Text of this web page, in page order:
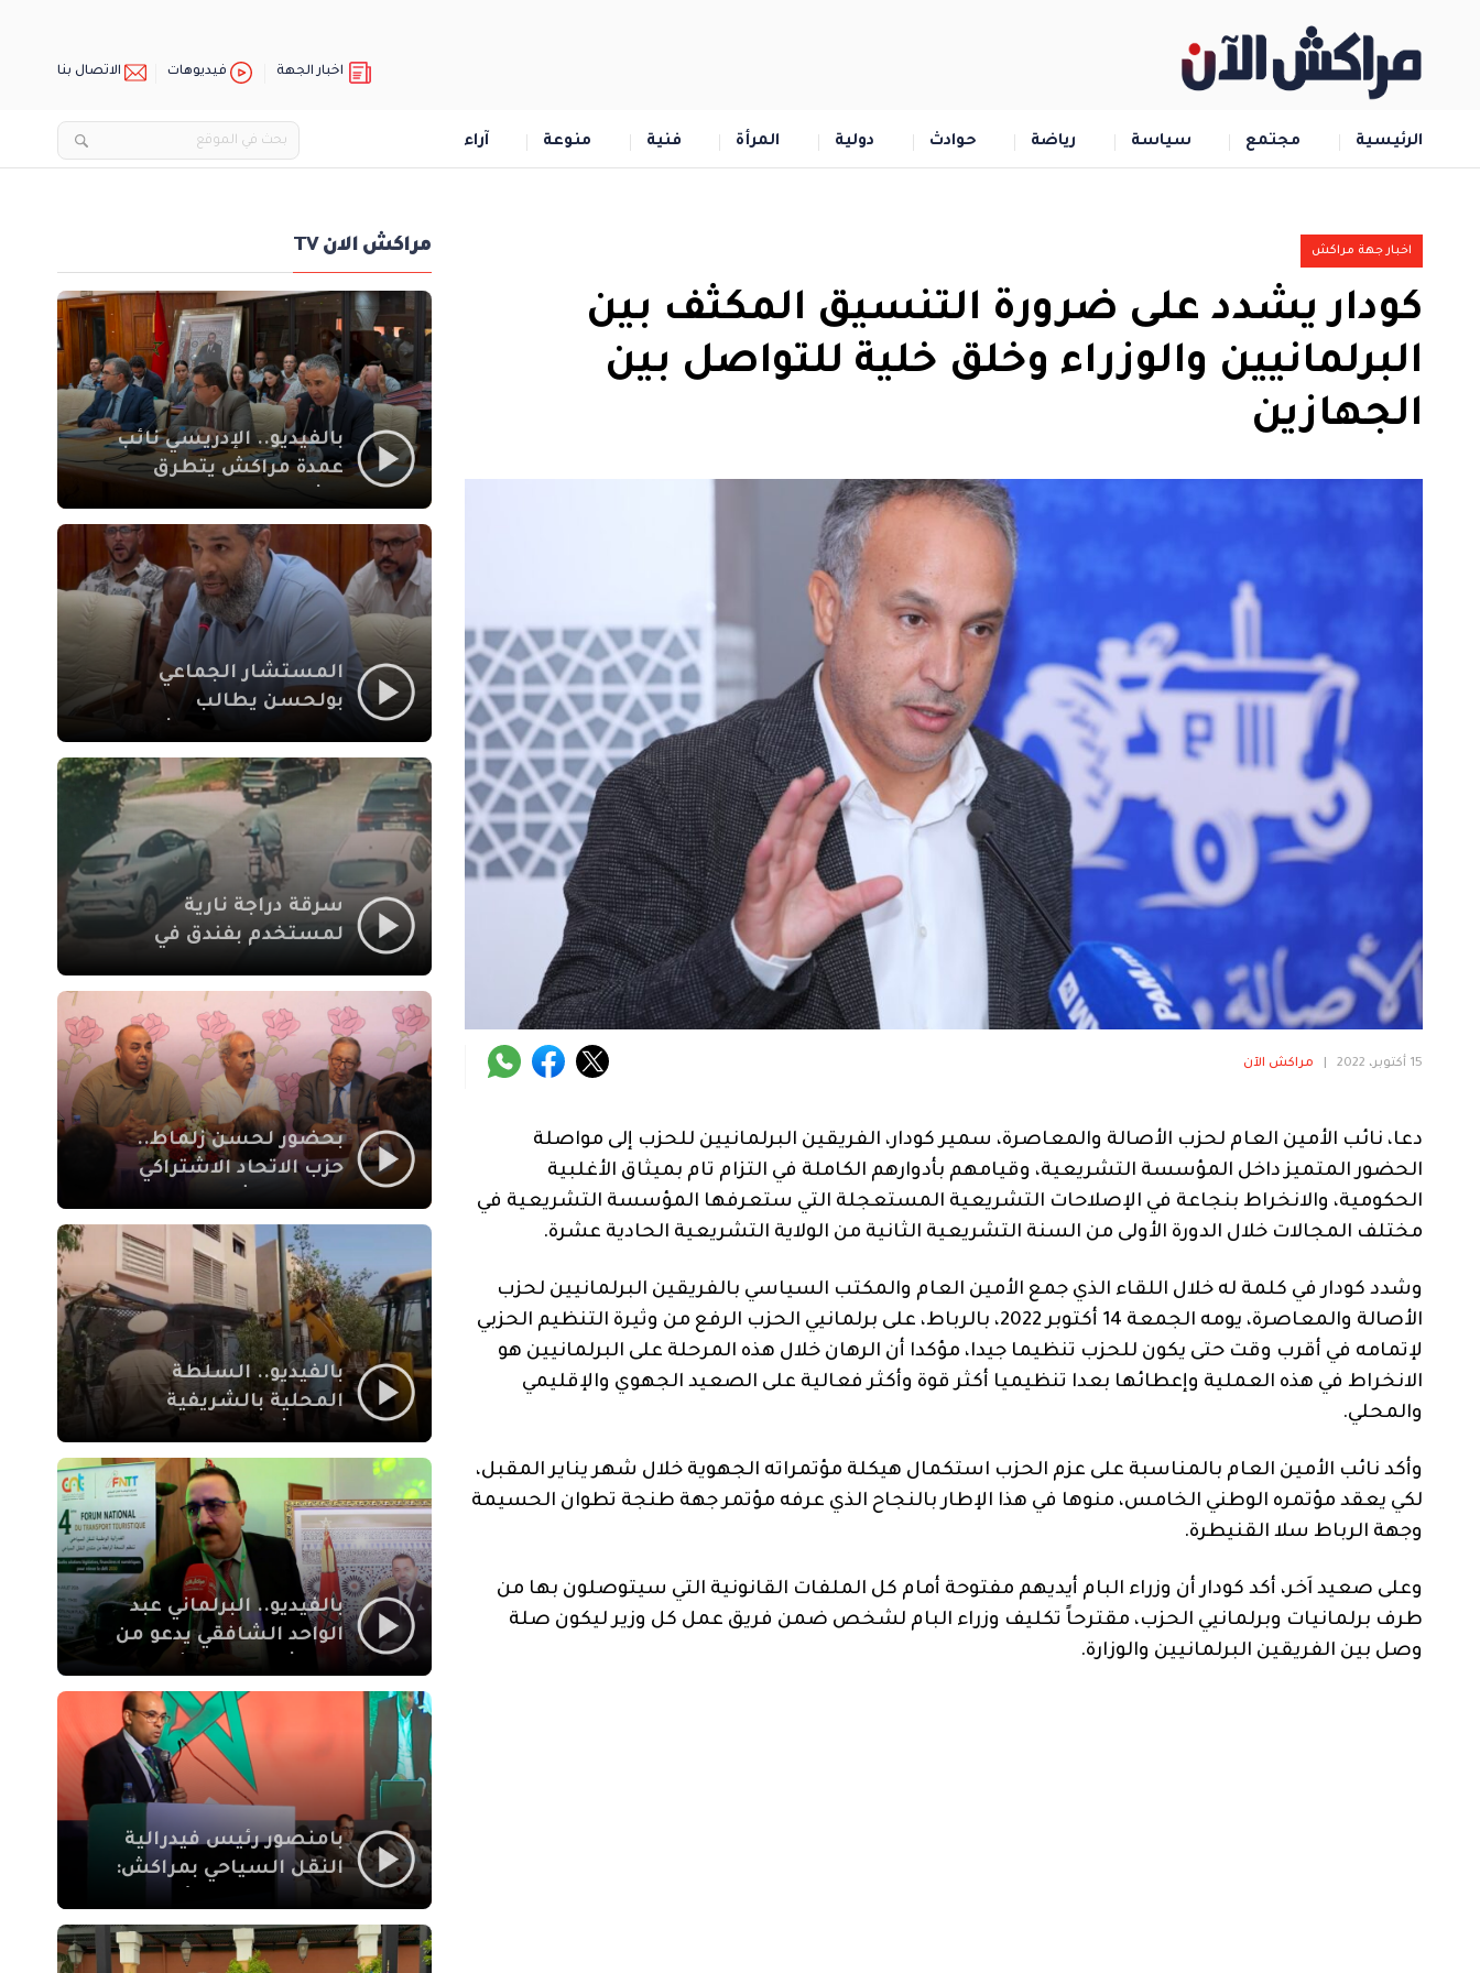
اخبار الجهة فيديوهات الاتصال بنا
الرئيسية مجتمع سياسة رياضة حوادث دولية المرأة فنية منوعة آراء
اخبار جهة مراكش
كودار يشدد على ضرورة التنسيق المكثف بين
البرلمانيين والوزراء وخلق خلية للتواصل بين
الجهازين
15 أكتوبر، 2022 مراكش الآن
دعا، نائب الأمين العام لحزب الأصالة والمعاصرة، سمير كودار، الفريقين البرلمانيين للحزب إلى مواصلة
الحضور المتميز داخل المؤسسة التشريعية، وقيامهم بأدوارهم الكاملة في التزام تام بميثاق الأغلبية
الحكومية، والانخراط بنجاعة في الإصلاحات التشريعية المستعجلة التي ستعرفها المؤسسة التشريعية في
مختلف المجالات خلال الدورة الأولى من السنة التشريعية الثانية من الولاية التشريعية الحادية عشرة.
وشدد كودار في كلمة له خلال اللقاء الذي جمع الأمين العام والمكتب السياسي بالفريقين البرلمانيين لحزب
الأصالة والمعاصرة، يومه الجمعة 14 أكتوبر 2022، بالرباط، على برلمانيي الحزب الرفع من وثيرة التنظيم الحزبي
لإتمامه في أقرب وقت حتى يكون للحزب تنظيما جيدا، مؤكدا أن الرهان خلال هذه المرحلة على البرلمانيين هو
الانخراط في هذه العملية وإعطائها بعدا تنظيميا أكثر قوة وأكثر فعالية على الصعيد الجهوي والإقليمي
والمحلي.
وأكد نائب الأمين العام بالمناسبة على عزم الحزب استكمال هيكلة مؤتمراته الجهوية خلال شهر يناير المقبل،
لكي يعقد مؤتمره الوطني الخامس، منوها في هذا الإطار بالنجاح الذي عرفه مؤتمر جهة طنجة تطوان الحسيمة
وجهة الرباط سلا القنيطرة.
وعلى صعيد اَخر، أكد كودار أن وزراء البام أيديهم مفتوحة أمام كل الملفات القانونية التي سيتوصلون بها من
طرف برلمانيات وبرلمانيي الحزب، مقترحاً تكليف وزراء البام لشخص ضمن فريق عمل كل وزير ليكون صلة
وصل بين الفريقين البرلمانيين والوزارة.
مراكش الان TV
بالفيديو.. الإدريسي نائب
عمدة مراكش يتطرق
الاجتماعي في نقل
المحطة الطرقية إلى
العزوزية
المستشار الجماعي
بولحسن يطالب
أشغال شارع علال
الفاسي بمراكش
سرقة دراجة نارية
لمستخدم بفندق في
بمراكش
بحضور لحسن زلماط..
حزب الاتحاد الاشتراكي
مقراً بمقاطعة سيدي
يوسف بن علي مراكش
بالفيديو.. السلطة
المحلية بالشريفية
بنايات غير قانونية بإقامة
الإيمان
بالفيديو.. البرلماني عبد
الواحد الشافقي يدعو من
النقل السياحي لمواكبة
بامنصور رئيس فيدرالية
النقل السياحي بمراكش:
والاصلاح التشريعي
ركيزتان أساسيتان لكسب